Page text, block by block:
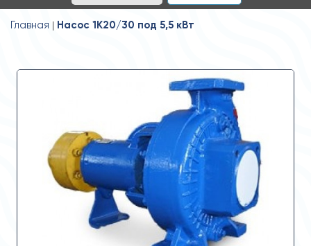
Главная Насос 1К20/30 под 5,5 кВт